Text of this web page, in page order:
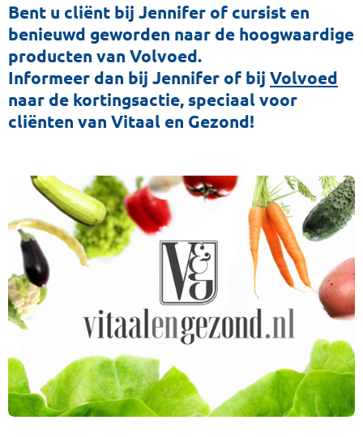
Bent u cliënt bij Jennifer of cursist en
benieuwd geworden naar de hoogwaardige
producten van Volvoed.
Informeer dan bij Jennifer of bij Volvoed
naar de kortingsactie, speciaal voor
cliënten van Vitaal en Gezond!